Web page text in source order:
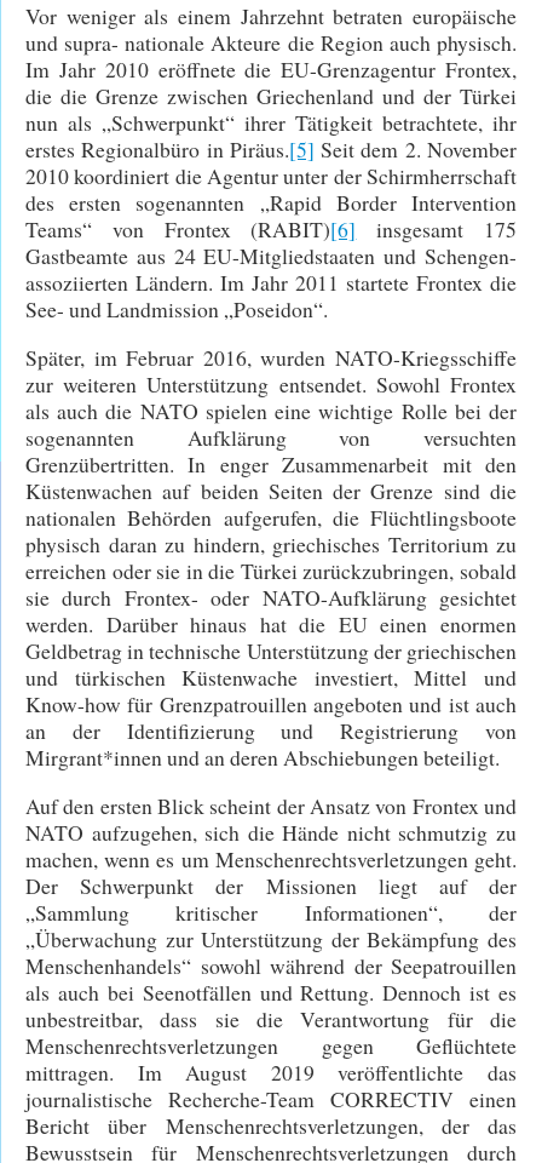
Vor weniger als einem Jahrzehnt betraten europäische
und supra- nationale Akteure die Region auch physisch.
Im Jahr 2010 eröffnete die EU-Grenzagentur Frontex,
die die Grenze zwischen Griechenland und der Türkei
nun als „Schwerpunkt“ ihrer Tätigkeit betrachtete, ihr
erstes Regionalbüro in Piräus.[5] Seit dem 2. November
2010 koordiniert die Agentur unter der Schirmherrschaft
des ersten sogenannten „Rapid Border Intervention
Teams“ von Frontex (RABIT)[6] insgesamt 175
Gastbeamte aus 24 EU-Mitgliedstaaten und Schengen-
assoziierten Ländern. Im Jahr 2011 startete Frontex die
See- und Landmission „Poseidon“.
Später, im Februar 2016, wurden NATO-Kriegsschiffe
zur weiteren Unterstützung entsendet. Sowohl Frontex
als auch die NATO spielen eine wichtige Rolle bei der
sogenannten Aufklärung von versuchten
Grenzübertritten. In enger Zusammenarbeit mit den
Küstenwachen auf beiden Seiten der Grenze sind die
nationalen Behörden aufgerufen, die Flüchtlingsboote
physisch daran zu hindern, griechisches Territorium zu
erreichen oder sie in die Türkei zurückzubringen, sobald
sie durch Frontex- oder NATO-Aufklärung gesichtet
werden. Darüber hinaus hat die EU einen enormen
Geldbetrag in technische Unterstützung der griechischen
und türkischen Küstenwache investiert, Mittel und
Know-how für Grenzpatrouillen angeboten und ist auch
an der Identifizierung und Registrierung von
Mirgrant*innen und an deren Abschiebungen beteiligt.
Auf den ersten Blick scheint der Ansatz von Frontex und
NATO aufzugehen, sich die Hände nicht schmutzig zu
machen, wenn es um Menschenrechtsverletzungen geht.
Der Schwerpunkt der Missionen liegt auf der
„Sammlung kritischer Informationen“, der
„Überwachung zur Unterstützung der Bekämpfung des
Menschenhandels“ sowohl während der Seepatrouillen
als auch bei Seenotfällen und Rettung. Dennoch ist es
unbestreitbar, dass sie die Verantwortung für die
Menschenrechtsverletzungen gegen Geflüchtete
mittragen. Im August 2019 veröffentlichte das
journalistische Recherche-Team CORRECTIV einen
Bericht über Menschenrechtsverletzungen, der das
Bewusstsein für Menschenrechtsverletzungen durch